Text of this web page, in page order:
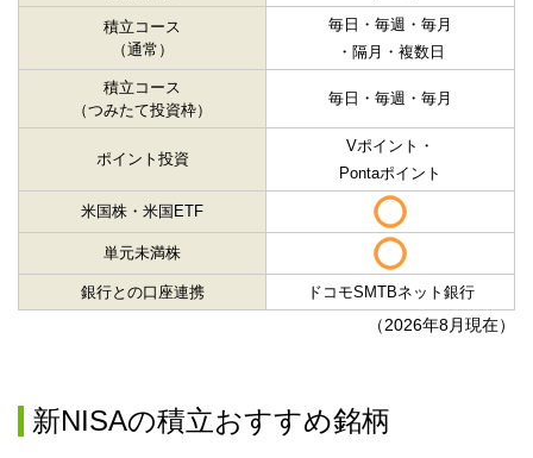
積立コース
（通常）
毎日・毎週・毎月
・隔月・複数日
積立コース
（つみたて投資枠）
毎日・毎週・毎月
ポイント投資
Vポイント・
Pontaポイント
米国株・米国ETF
単元未満株
銀行との口座連携 ドコモSMTBネット銀行
（2026年8月現在）
新NISAの積立おすすめ銘柄